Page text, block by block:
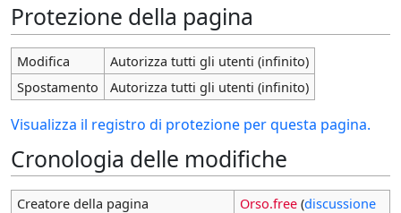
Protezione della pagina
Modifica
Autorizza tutti gli utenti (infinito)
Spostamento
Autorizza tutti gli utenti (infinito)
Visualizza il registro di protezione per questa pagina.
Cronologia delle modifiche
Creatore della pagina Orso.free (discussione